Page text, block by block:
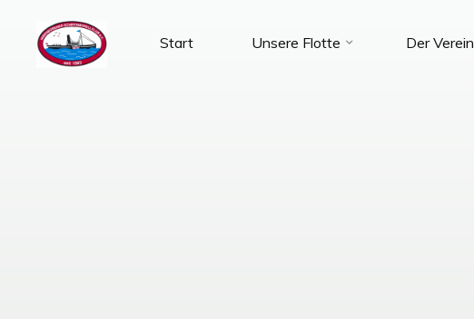
springen
Start Unsere Flotte Der Verein